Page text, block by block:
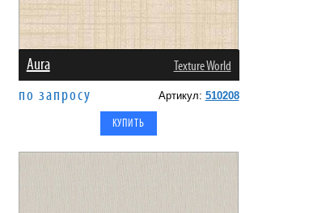
Aura Texture World
по запросу Артикул: 510208